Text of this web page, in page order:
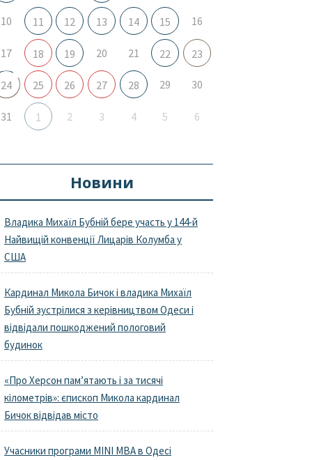
10 11 12 13 14 15 16
17 18 19 20 21 22 23
24 25 26 27 28 29 30
31 1 2 3 4 5 6
Новини
Владика Михаїл Бубній бере участь у 144-й
Найвищій конвенції Лицарів Колумба у
США
Кардинал Микола Бичок і владика Михаїл
Бубній зустрілися з керівництвом Одеси і
відвідали пошкоджений пологовий
будинок
«Про Херсон пам’ятають і за тисячі
кілометрів»: єпископ Микола кардинал
Бичок відвідав місто
Учасники програми MINI MBA в Одесі